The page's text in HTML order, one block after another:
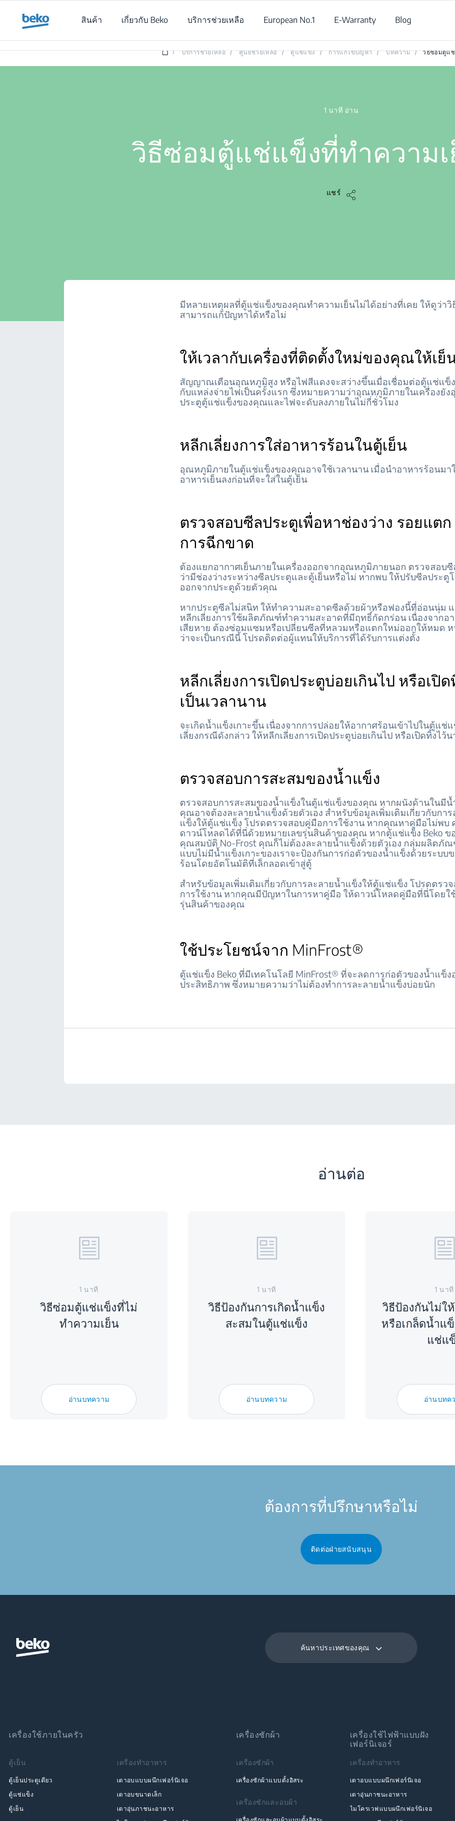
สินค้า
เกี่ยวกับ Beko บริการช่วยเหลือ European No.1 E-Warranty Blog
/ บริการช่วยเหลือ / ศูนย์ช่วยเหลือ / ตู้แช่แข็ง / การแก้ไขปัญหา / บทความ / วิธีซ่อมตู้แ
1 นาที อ่าน
วิธีซ่อมตู้แช่แข็งที่ทำความ
แชร์
วิธีซ่อมตู้แช่แข็งที่ทำความเย็นไม่พอ
มีหลายเหตุผลที่ตู้แช่แข็งของคุณทำความเย็นไม่ได้อย่างที่เคย ให้ดูว่า
สามารถแก้ปัญหาได้หรือไม่
ให้เวลากับเครื่องที่ติดตั้งใหม่ของคุณให้เย็
สัญญาณเตือนอุณหภูมิสูง หรือไฟสีแดงจะสว่างขึ้นเมื่อเชื่อมต่อตู้แช่แข็
กับแหล่งจ่ายไฟเป็นครั้งแรก ซึ่งหมายความว่าอุณหภูมิภายในเครื่องยัง
ประตูตู้แช่แข็งของคุณและไฟจะดับลงภายในไม่กี่ชั่วโมง
หลีกเลี่ยงการใส่อาหารร้อนในตู้เย็น
อุณหภูมิภายในตู้แช่แข็งของคุณอาจใช้เวลานาน เมื่อนำอาหารร้อนมา
อาหารเย็นลงก่อนที่จะใส่ในตู้เย็น
ตรวจสอบซีลประตูเพื่อหาช่องว่าง รอยแตก
การฉีกขาด
ต้องแยกอากาศเย็นภายในเครื่องออกจากอุณหภูมิภายนอก ตรวจสอบซี
ว่ามีช่องว่างระหว่างซีลประตูและตู้เย็นหรือไม่ หากพบ ให้ปรับซีลประตู
ออกจากประตูด้วยตัวคุณ
หากประตูซีลไม่สนิท ให้ทำความสะอาดซีลด้วยผ้าหรือฟองนี้ที่อ่อนนุ่ม
หลีกเลี่ยงการใช้ผลิตภัณฑ์ทำความสะอาดที่มีฤทธิ์กัดกร่อน เนื่องจากอ
เสียหาย ต้องซ่อมแซมหรือเปลี่ยนซีลที่หลวมหรือแตกใหม่ออกให้หมด
ว่าจะเป็นกรณีนี้ โปรดติดต่อผู้แทนให้บริการที่ได้รับการแต่งตั้ง
หลีกเลี่ยงการเปิดประตูบ่อยเกินไป หรือเปิด
เป็นเวลานาน
จะเกิดน้ำแข็งเกาะขึ้น เนื่องจากการปล่อยให้อากาศร้อนเข้าไปในตู้แช่
เลี่ยงกรณีดังกล่าว ให้หลีกเลี่ยงการเปิดประตูบ่อยเกินไป หรือเปิดทิ้งไว้น
ตรวจสอบการสะสมของน้ำแข็ง
ตรวจสอบการสะสมของน้ำแข็งในตู้แช่แข็งของคุณ หากผนังด้านในมีน้
คุณอาจต้องละลายน้ำแข็งด้วยตัวเอง สำหรับข้อมูลเพิ่มเติมเกี่ยวกับกา
แข็งให้ตู้แช่แข็ง โปรดตรวจสอบคู่มือการใช้งาน หากคุณหาคู่มือไม่พบ
ดาวน์โหลดได้ที่นี่ด้วยหมายเลขรุ่นสินค้าของคุณ หากตู้แช่แข็ง Beko
คุณสมบัติ No-Frost คุณก็ไม่ต้องละลายน้ำแข็งด้วยตัวเอง กลุ่มผลิตภั
แบบไม่มีน้ำแข็งเกาะของเราจะป้องกันการก่อตัวของน้ำแข็งด้วยระบบ
ร้อนโดยอัตโนมัติที่เล็กลอดเข้าสู่ตู้
สำหรับข้อมูลเพิ่มเติมเกี่ยวกับการละลายน้ำแข็งให้ตู้แช่แข็ง โปรดตรว
การใช้งาน หากคุณมีปัญหาในการหาคู่มือ ให้ดาวน์โหลดคู่มือที่นี่โดยใ
รุ่นสินค้าของคุณ
ใช้ประโยชน์จาก MinFrost®
ตู้แช่แข็ง Beko ที่มีเทคโนโลยี MinFrost® ที่จะลดการก่อตัวของน้ำแข็ง
ประสิทธิภาพ ซึ่งหมายความว่าไม่ต้องทำการละลายน้ำแข็งบ่อยนัก
อ่านต่อ
1 นาที
วิธีซ่อมตู้แช่แข็งที่ไม่
ทำความเย็น
อ่านบทความ
1 นาที
วิธีป้องกันการเกิดน้ำแข็ง
สะสมในตู้แช่แข็ง
อ่านบทความ
1 นาที
วิธีป้องกันไม่ใ
หรือเกล็ดน้ำแ
แช่แ
อ่านบทค
ต้องการที่ปรึกษาหรือไม่
ติดต่อฝ่ายสนับสนุน
ค้นหาประเทศของคุณ
เครื่องใช้ภายในครัว
ตู้เย็น
ตู้เย็นประตูเดียว
ตู้แช่แข็ง
ตู้เย็น
เครื่องทำอาหาร
เตาอบแบบผนึกเฟอร์นิเจอ
เตาอบขนาดเล็ก
เตาอุ่นภาชนะอาหาร
เครื่องซักผ้า
เครื่องซักผ้า
เครื่องซักผ้าแบบตั้งอิสระ
เครื่องซักและอบผ้า
เครื่องใช้ไฟฟ้าแบบฝัง
เฟอร์นิเจอร์
เครื่องทำอาหาร
เตาอบแบบผนึกเฟอร์นิเจอ
เตาอุ่นภาชนะอาหาร
ไมโครเวฟแบบผนึกเฟอร์นิเจอ